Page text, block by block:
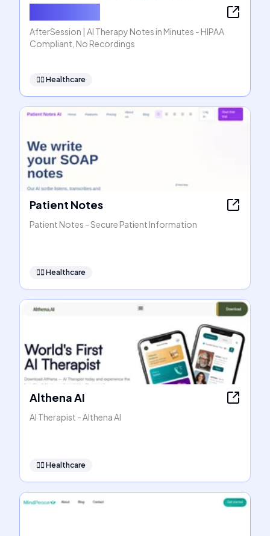
AfterSession | AI Therapy Notes in Minutes - HIPAA
Compliant, No Recordings
👩‍⚕️ Healthcare
Patient Notes
Patient Notes - Secure Patient Information
👩‍⚕️ Healthcare
Althena AI
AI Therapist - Althena AI
👩‍⚕️ Healthcare